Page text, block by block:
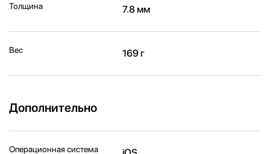
Толщина 7.8 мм
Вес 169 г
Дополнительно
Операционная система